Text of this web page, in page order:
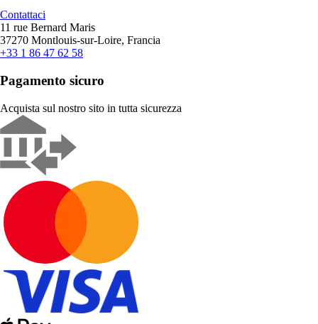
Contattaci
11 rue Bernard Maris
37270 Montlouis-sur-Loire, Francia
+33 1 86 47 62 58
Pagamento sicuro
Acquista sul nostro sito in tutta sicurezza